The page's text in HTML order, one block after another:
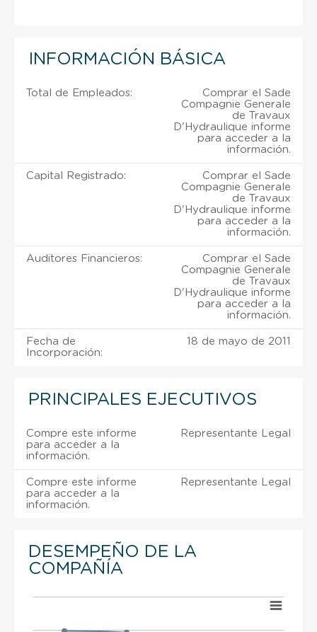
INFORMACIÓN BÁSICA
Total de Empleados:
Comprar el Sade
Compagnie Generale
de Travaux
D'Hydraulique informe
para acceder a la
información.
Capital Registrado:
Comprar el Sade
Compagnie Generale
de Travaux
D'Hydraulique informe
para acceder a la
información.
Auditores Financieros:
Comprar el Sade
Compagnie Generale
de Travaux
D'Hydraulique informe
para acceder a la
información.
Fecha de
Incorporación:
18 de mayo de 2011
PRINCIPALES EJECUTIVOS
Compre este informe
para acceder a la
información.
Representante Legal
Compre este informe
para acceder a la
información.
Representante Legal
DESEMPEÑO DE LA
COMPAÑÍA